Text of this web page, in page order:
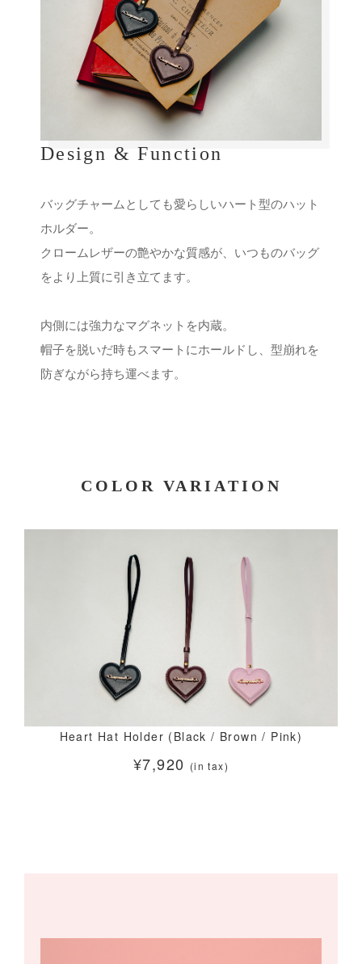
Design & Function
バッグチャームとしても愛らしいハート型のハット
ホルダー。
クロームレザーの艶やかな質感が、いつものバッグ
をより上質に引き立てます。
内側には強力なマグネットを内蔵。
帽子を脱いだ時もスマートにホールドし、型崩れを
防ぎながら持ち運べます。
COLOR VARIATION
Heart Hat Holder (Black / Brown / Pink)
¥7,920 (in tax)